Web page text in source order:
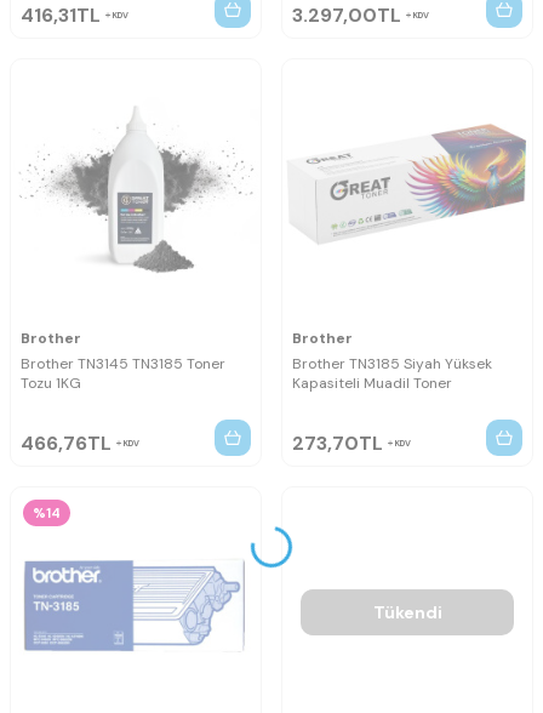
416,31TL KDV 3.297,00TL KDV
Brother
Brother TN3145 TN3185 Toner
Tozu 1KG
466,76TL KDV
Brother
Brother TN3185 Siyah Yüksek
Kapasiteli Muadil Toner
273,70TL KDV
%14
Tükendi